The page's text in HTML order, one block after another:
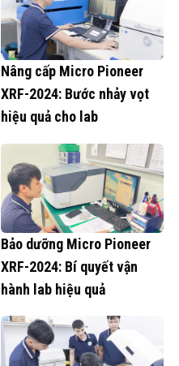
Nâng cấp Micro Pioneer
XRF-2024: Bước nhảy vọt
hiệu quả cho lab
Bảo dưỡng Micro Pioneer
XRF-2024: Bí quyết vận
hành lab hiệu quả